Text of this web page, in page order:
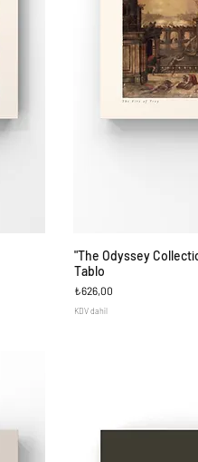
"The Odyssey
Tablo
Fiyat
₺626,00
KDV dahil